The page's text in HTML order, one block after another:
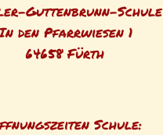
Guttenbrunn-Schule
den Pfarrwiesen 1
64658 Fürth
Schule: